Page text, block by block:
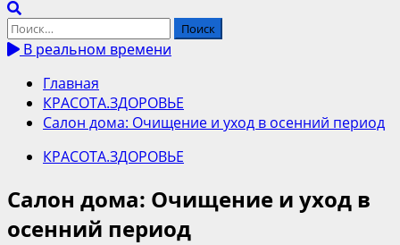
Найти:
В реальном времени
Главная
КРАСОТА.ЗДОРОВЬЕ
Салон дома: Очищение и уход в осенний период
КРАСОТА.ЗДОРОВЬЕ
Салон дома: Очищение и уход в
осенний период